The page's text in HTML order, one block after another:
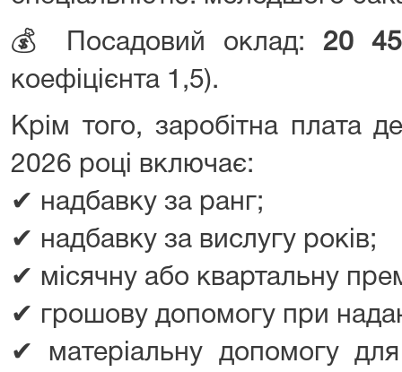
💰 Посадовий оклад: 20
коефіцієнта 1,5).
Крім того, заробітна плата
2026 році включає:
✔ надбавку за ранг;
✔ надбавку за вислугу років;
✔ місячну або квартальну
✔ грошову допомогу при
✔ матеріальну допомогу